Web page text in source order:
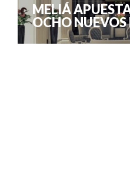
MELIÁ
OCHO NUEVOS